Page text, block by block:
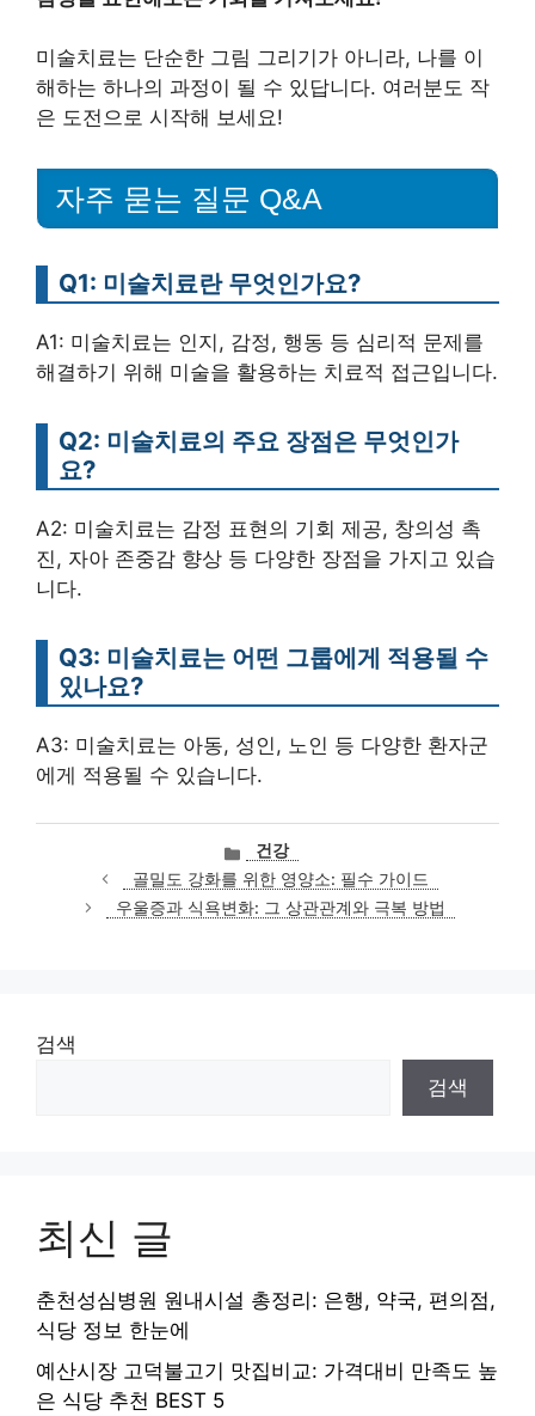
미술치료는 단순한 그림 그리기가 아니라, 나를 이
해하는 하나의 과정이 될 수 있답니다. 여러분도 작
은 도전으로 시작해 보세요!
자주 묻는 질문 Q&A
Q1: 미술치료란 무엇인가요?
A1: 미술치료는 인지, 감정, 행동 등 심리적 문제를
해결하기 위해 미술을 활용하는 치료적 접근입니다.
Q2: 미술치료의 주요 장점은 무엇인가
요?
A2: 미술치료는 감정 표현의 기회 제공, 창의성 촉
진, 자아 존중감 향상 등 다양한 장점을 가지고 있습
니다.
Q3: 미술치료는 어떤 그룹에게 적용될 수
있나요?
A3: 미술치료는 아동, 성인, 노인 등 다양한 환자군
에게 적용될 수 있습니다.
카
테
고
리
건강
골밀도 강화를 위한 영양소: 필수 가이드
우울증과 식욕변화: 그 상관관계와 극복 방법
검색
검색
최신 글
춘천성심병원 원내시설 총정리: 은행, 약국, 편의점,
식당 정보 한눈에
예산시장 고덕불고기 맛집비교: 가격대비 만족도 높
은 식당 추천 BEST 5